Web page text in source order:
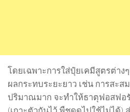
โดยเฉพาะการใส่ปุ๋ยเคมีสูตรต่าง
ผลกระทบระยะยาว เช่น การสะ
ปริมาณมาก จะทำให้ธาตุฟอสฟอ